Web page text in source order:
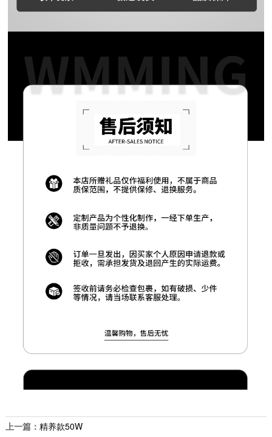
上一篇： 精养款50W